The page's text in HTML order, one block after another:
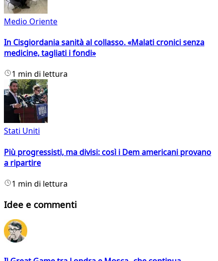
Medio Oriente
In Cisgiordania sanità al collasso. «Malati cronici senza
medicine, tagliati i fondi»
1 min di lettura
Stati Uniti
Più progressisti, ma divisi: così i Dem americani provano
a ripartire
1 min di lettura
Idee e commenti